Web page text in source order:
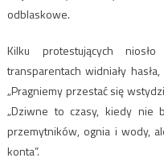
odblaskowe.
Kilku protestujących
transparentach widniały
„Pragniemy przestać się
„Dziwne to czasy, kiedy nie
przemytników, ognia i wody,
konta”.